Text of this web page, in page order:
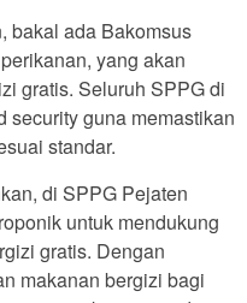
bakal ada Bakomsus
yang akan
gratis. Seluruh SPPG di
security guna memastikan
standar.
di SPPG Pejaten
untuk mendukung
gratis. Dengan
makanan bergizi bagi